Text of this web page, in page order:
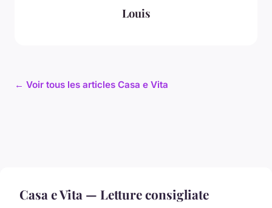
Louis
← Voir tous les articles Casa e Vita
Casa e Vita — Letture consigliate